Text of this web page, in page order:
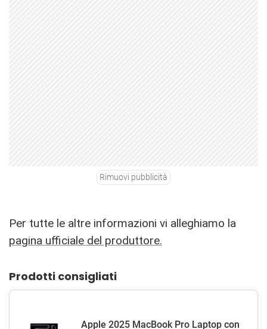
Rimuovi pubblicità
Per tutte le altre informazioni vi alleghiamo la
pagina ufficiale del produttore.
Prodotti consigliati
Apple 2025 MacBook Pro Laptop con